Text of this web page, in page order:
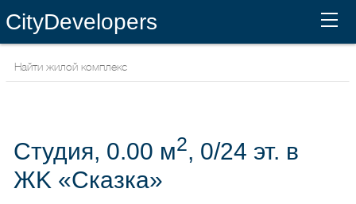
CityDevelopers
Студия, 0.00 м2, 0/24 эт. в
ЖK «Сказка»